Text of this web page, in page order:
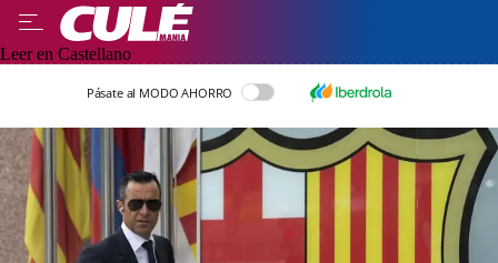
Leer en Castellano
Pásate al MODO AHORRO